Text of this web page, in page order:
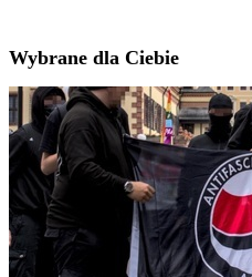
Wybrane dla Ciebie